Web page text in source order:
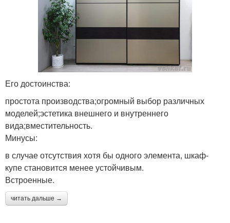
Его достоинства:
простота производства;огромный выбор различных
моделей;эстетика внешнего и внутреннего
вида;вместительность.
Минусы:
в случае отсутствия хотя бы одного элемента, шкаф-
купе становится менее устойчивым.
Встроенные.
читать дальше →